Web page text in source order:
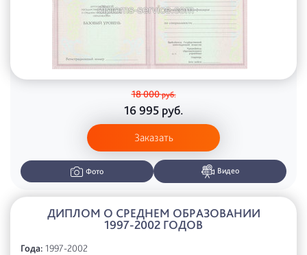
18 000руб.
16 995 руб.
Заказать
Фото Видео
ДИПЛОМ О СРЕДНЕМ ОБРАЗОВАНИИ
1997-2002 ГОДОВ
Года: 1997-2002